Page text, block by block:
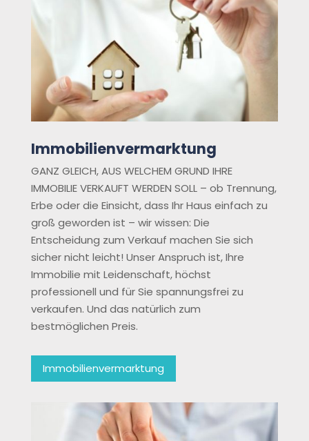
Immobilienvermarktung
GANZ GLEICH, AUS WELCHEM GRUND IHRE
IMMOBILIE VERKAUFT WERDEN SOLL – ob Trennung,
Erbe oder die Einsicht, dass Ihr Haus einfach zu
groß geworden ist – wir wissen: Die
Entscheidung zum Verkauf machen Sie sich
sicher nicht leicht! Unser Anspruch ist, Ihre
Immobilie mit Leidenschaft, höchst
professionell und für Sie spannungsfrei zu
verkaufen. Und das natürlich zum
bestmöglichen Preis.
Immobilienvermarktung